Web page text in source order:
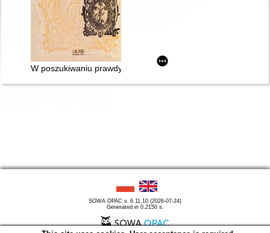
W poszukiwaniu prawdy historycznej : problemy związane z
SOWA OPAC v. 6.11.10 (2026-07-24)
Generated in 0,2150 s.